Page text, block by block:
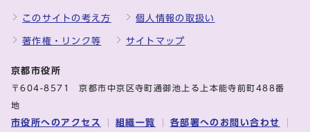
このサイトの考え方 個人情報の取扱い
著作権・リンク等 サイトマップ
京都市役所
〒604-8571 京都市中京区寺町通御池上る上本能寺前町488番
地
市役所へのアクセス 組織一覧 各部署へのお問い合わせ